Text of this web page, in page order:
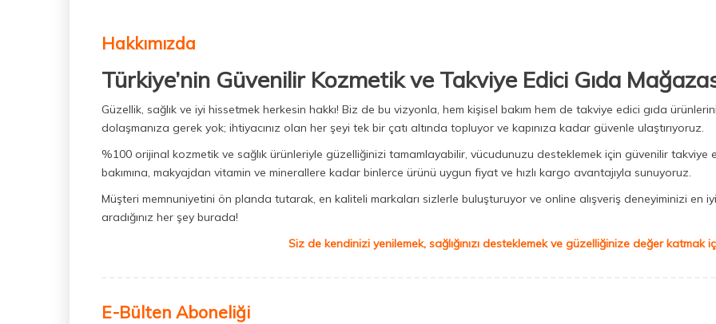
Hakkımızda
Türkiye’nin Güvenilir Kozmetik ve Takviye Edici Gıda
Güzellik, sağlık ve iyi hissetmek herkesin hakkı! Biz de bu vizyonla, hem kişisel bakım hem de takviye edici gıda
dolaşmanıza gerek yok; ihtiyacınız olan her şeyi tek bir çatı altında topluyor ve kapınıza kadar güvenle ulaştırıyoruz.
%100 orijinal kozmetik ve sağlık ürünleriyle güzelliğinizi tamamlayabilir, vücudunuzu desteklemek için güvenilir takviye
bakımına, makyajdan vitamin ve minerallere kadar binlerce ürünü uygun fiyat ve hızlı kargo avantajıyla sunuyoruz.
Müşteri memnuniyetini ön planda tutarak, en kaliteli markaları sizlerle buluşturuyor ve online alışveriş deneyiminizi en
aradığınız her şey burada!
Siz de kendinizi yenilemek, sağlığınızı desteklemek ve güzelliğinize değer katmak
E-Bülten Aboneliği